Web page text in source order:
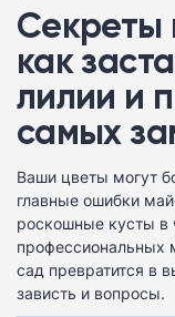
Секреты
как
лилии и
самых
Ваши цветы могут
главные ошибки
роскошные кусты в
сад превратится в
зависть и вопросы.